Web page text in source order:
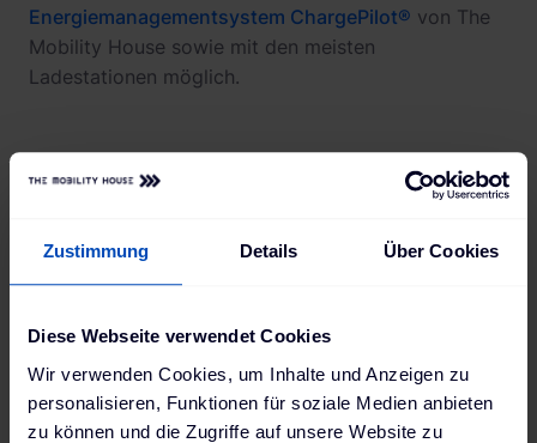
Zustimmung Details Über Cookies
Diese Webseite verwendet Cookies
Wir verwenden Cookies, um Inhalte und Anzeigen zu
personalisieren, Funktionen für soziale Medien anbieten
zu können und die Zugriffe auf unsere Website zu
Energiemanagementsystem ChargePilot® von The
Mobility House sowie mit den meisten
Ladestationen möglich.
Vorausschauendes Handeln
Ladestationen daher von vornherein ein
späteren Überschreitung der 12-kVA-Grenze muss
man sich dann keine Gedanken mehr machen, ob –